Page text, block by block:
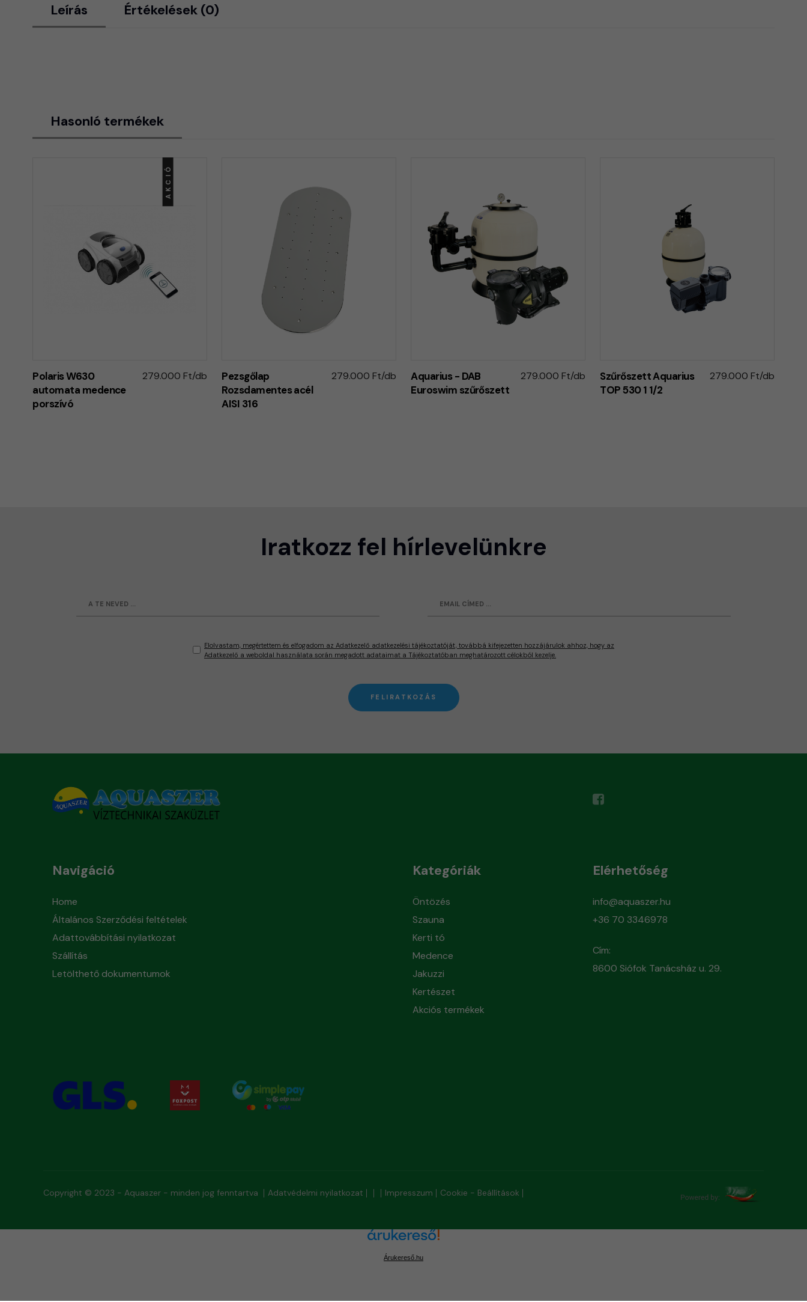
Leírás Értékelések (0)
Hasonló termékek
AKCIÓ
Polaris W630
automata medence
porszívó
279.000 Ft/db
Pezsgőlap
Rozsdamentes acél
AISI 316
279.000 Ft/db
Aquarius - DAB
Euroswim szűrőszett
279.000 Ft/db
Szűrőszett Aquarius
TOP 530 1 1/2
279.000 Ft/db
Iratkozz fel hírlevelünkre
Elolvastam, megértettem és elfogadom az Adatkezelő adatkezelési tájékoztatóját, továbbá kifejezetten hozzájárulok ahhoz, hogy az
Adatkezelő a weboldal használata során megadott adataimat a Tájékoztatóban meghatározott célokból kezelje.
FELIRATKOZÁS
Navigáció
Home
Általános Szerződési feltételek
Adattovábbítási nyilatkozat
Szállítás
Letölthető dokumentumok
Kategóriák
Öntözés
Szauna
Kerti tó
Medence
Jakuzzi
Kertészet
Akciós termékek
Elérhetőség
info@aquaszer.hu
+36 70 3346978
Cím:
8600 Siófok Tanácsház u. 29.
Copyright © 2023 - Aquaszer - minden jog fenntartva Adatvédelmi nyilatkozat Impresszum Cookie - Beállítások
Árukereső.hu